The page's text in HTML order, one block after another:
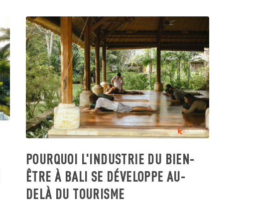
POURQUOI L'INDUSTRIE DU BIEN-
ÊTRE À BALI SE DÉVELOPPE AU-
DELÀ DU TOURISME